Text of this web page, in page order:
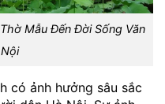
Mẫu Đến Đời Sống Văn
có ảnh hưởng sâu sắc